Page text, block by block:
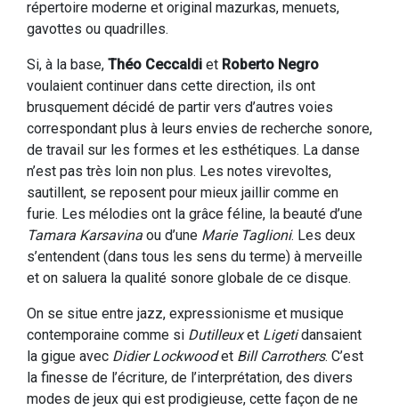
répertoire moderne et original mazurkas, menuets,
gavottes ou quadrilles.
Si, à la base, Théo Ceccaldi et Roberto Negro
voulaient continuer dans cette direction, ils ont
brusquement décidé de partir vers d’autres voies
correspondant plus à leurs envies de recherche sonore,
de travail sur les formes et les esthétiques. La danse
n’est pas très loin non plus. Les notes virevoltes,
sautillent, se reposent pour mieux jaillir comme en
furie. Les mélodies ont la grâce féline, la beauté d’une
Tamara Karsavina ou d’une Marie Taglioni. Les deux
s’entendent (dans tous les sens du terme) à merveille
et on saluera la qualité sonore globale de ce disque.
On se situe entre jazz, expressionisme et musique
contemporaine comme si Dutilleuxet Ligetidansaient
la gigue avec Didier Lockwoodet Bill Carrothers. C’est
la finesse de l’écriture, de l’interprétation, des divers
modes de jeux qui est prodigieuse, cette façon de ne